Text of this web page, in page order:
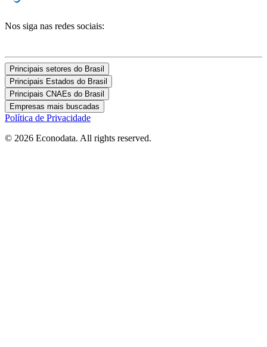
Nos siga nas redes sociais:
Principais setores do Brasil
Principais Estados do Brasil
Principais CNAEs do Brasil
Empresas mais buscadas
Política de Privacidade
© 2026 Econodata. All rights reserved.